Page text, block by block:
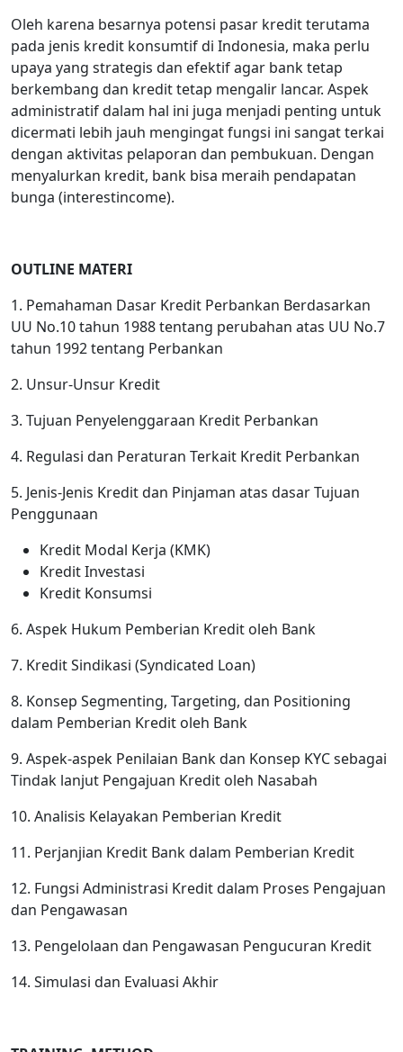
Oleh karena besarnya potensi pasar kredit terutama
pada jenis kredit konsumtif di Indonesia, maka perlu
upaya yang strategis dan efektif agar bank tetap
berkembang dan kredit tetap mengalir lancar. Aspek
administratif dalam hal ini juga menjadi penting untuk
dicermati lebih jauh mengingat fungsi ini sangat terkai
dengan aktivitas pelaporan dan pembukuan. Dengan
menyalurkan kredit, bank bisa meraih pendapatan
bunga (interestincome).
OUTLINE MATERI
1. Pemahaman Dasar Kredit Perbankan Berdasarkan
UU No.10 tahun 1988 tentang perubahan atas UU No.7
tahun 1992 tentang Perbankan
2. Unsur-Unsur Kredit
3. Tujuan Penyelenggaraan Kredit Perbankan
4. Regulasi dan Peraturan Terkait Kredit Perbankan
5. Jenis-Jenis Kredit dan Pinjaman atas dasar Tujuan
Penggunaan
Kredit Modal Kerja (KMK)
Kredit Investasi
Kredit Konsumsi
6. Aspek Hukum Pemberian Kredit oleh Bank
7. Kredit Sindikasi (Syndicated Loan)
8. Konsep Segmenting, Targeting, dan Positioning
dalam Pemberian Kredit oleh Bank
9. Aspek-aspek Penilaian Bank dan Konsep KYC sebagai
Tindak lanjut Pengajuan Kredit oleh Nasabah
10. Analisis Kelayakan Pemberian Kredit
11. Perjanjian Kredit Bank dalam Pemberian Kredit
12. Fungsi Administrasi Kredit dalam Proses Pengajuan
dan Pengawasan
13. Pengelolaan dan Pengawasan Pengucuran Kredit
14. Simulasi dan Evaluasi Akhir